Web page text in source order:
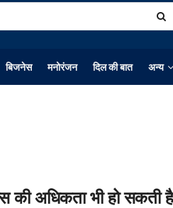
बिजनेस मनोरंजन दिल की बात अन्य
की अधिकता भी हो सकती